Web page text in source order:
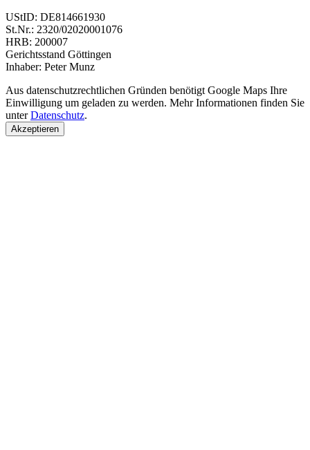
UStID: DE814661930
St.Nr.: 2320/02020001076
HRB: 200007
Gerichtsstand Göttingen
Inhaber: Peter Munz
Aus datenschutzrechtlichen Gründen benötigt Google Maps Ihre
Einwilligung um geladen zu werden. Mehr Informationen finden Sie
unterDatenschutz.
Akzeptieren